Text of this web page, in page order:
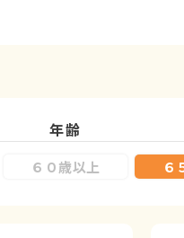
年齢
６０歳以上 ６